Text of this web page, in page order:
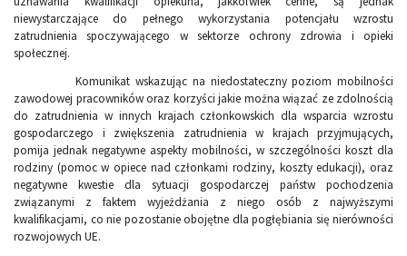
niewystarczające do pełnego wykorzystania potencjału wzrostu
zatrudnienia spoczywającego w sektorze ochrony zdrowia i opieki
społecznej.
Komunikat wskazując na niedostateczny poziom mobilności
zawodowej pracowników oraz korzyści jakie można wiązać ze zdolnością
do zatrudnienia w innych krajach członkowskich dla wsparcia wzrostu
gospodarczego i zwiększenia zatrudnienia w krajach przyjmujących,
pomija jednak negatywne aspekty mobilności, w szczególności koszt dla
rodziny (pomoc w opiece nad członkami rodziny, koszty edukacji), oraz
negatywne kwestie dla sytuacji gospodarczej państw pochodzenia
związanymi z faktem wyjeżdżania z niego osób z najwyższymi
kwalifikacjami, co nie pozostanie obojętne dla pogłębiania się nierówności
rozwojowych UE.